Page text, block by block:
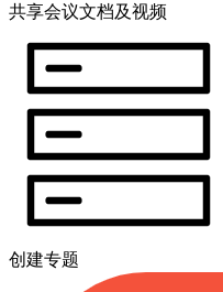
共享会议文档及视频
创建专题